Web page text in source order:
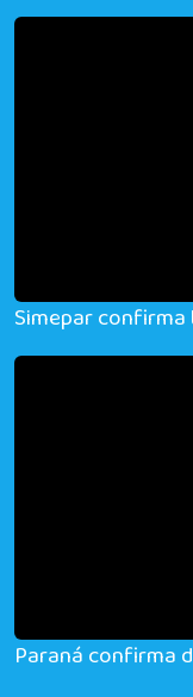
Simepar
Paraná confirma